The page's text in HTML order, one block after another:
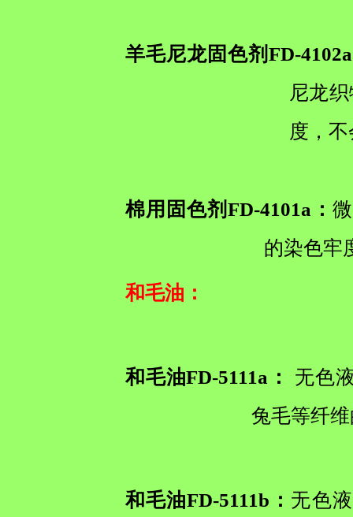
羊毛尼龙固色剂FD-
尼龙
度，
棉用固色剂FD-4101a：
的染色牢
和毛油 ：
和毛油FD-5111a： 无色
兔毛等纤
和毛油FD-5111b： 无色